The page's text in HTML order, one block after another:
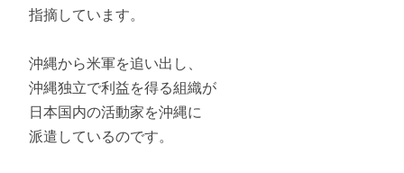
指摘しています。
沖縄から米軍を追い出し、
沖縄独立で利益を得る組織が
日本国内の活動家を沖縄に
派遣しているのです。